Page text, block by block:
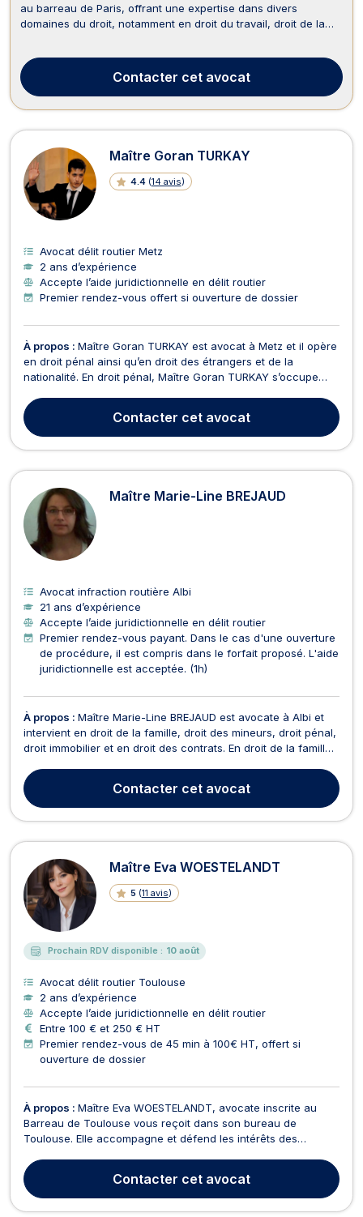
au barreau de Paris, offrant une expertise dans divers
domaines du droit, notamment en droit du travail, droit de la
En droit du travail, Maître SARRA...
Contacter cet avocat
Maître Goran TURKAY
4.4 (14 avis)
Avocat délit routier Metz
2 ans d’expérience
Accepte l’aide juridictionnelle en délit routier
Premier rendez-vous offert si ouverture de dossier
À propos : Maître Goran TURKAY est avocat à Metz et il opère
en droit pénal ainsi qu’en droit des étrangers et de la
nationalité. En droit pénal, Maître Goran TURKAY s’occupe
ainsi qu’au droit routier et permis de conduire. Il représente
tant les victimes que les auteurs prés...
Contacter cet avocat
Maître Marie-Line BREJAUD
Avocat infraction routière Albi
21 ans d’expérience
Accepte l’aide juridictionnelle en délit routier
Premier rendez-vous payant. Dans le cas d'une ouverture
de procédure, il est compris dans le forfait proposé. L'aide
juridictionnelle est acceptée. (1h)
À propos : Maître Marie-Line BREJAUD est avocate à Albi et
intervient en droit de la famille, droit des mineurs, droit pénal,
droit immobilier et en droit des contrats. En droit de la famille,
cas de divorce amiable ou contentieux, pension alimentaire,
garde et résidence des enfa...
Contacter cet avocat
Maître Eva WOESTELANDT
5 (11 avis)
Prochain RDV disponible : 10 août
Avocat délit routier Toulouse
2 ans d’expérience
Accepte l’aide juridictionnelle en délit routier
Entre 100 € et 250 € HT
Premier rendez-vous de 45 min à 100€ HT, offert si
ouverture de dossier
À propos : Maître Eva WOESTELANDT, avocate inscrite au
Barreau de Toulouse vous reçoit dans son bureau de
Toulouse. Elle accompagne et défend les intérêts des
principalement en droit pénal, droit routier et dommage
corporel, avec rigueur, réactivité, humanité et passi...
Contacter cet avocat